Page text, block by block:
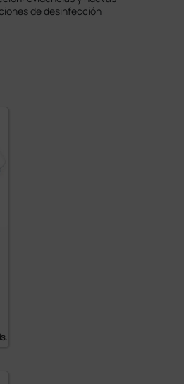
de desinfección